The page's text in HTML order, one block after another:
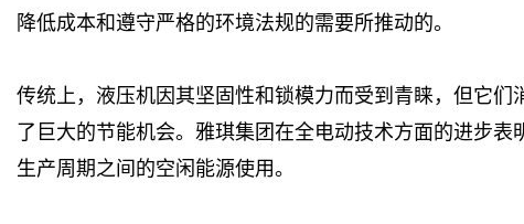
降低成本和遵守严格的环境法规的需要所推动的。
传统上，液压机因其坚固性和锁模力而受到青睐，但它
了巨大的节能机会。雅琪集团在全电动技术方面的进步
生产周期之间的空闲能源使用。